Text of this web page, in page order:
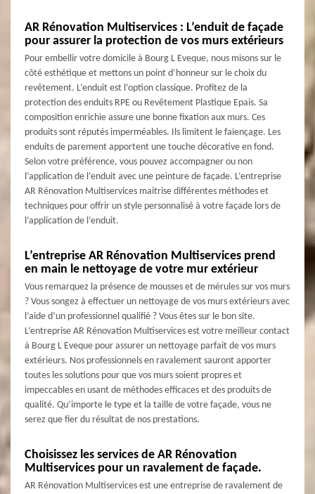
AR Rénovation Multiservices : L’enduit de façade
pour assurer la protection de vos murs extérieurs
Pour embellir votre domicile à Bourg L Eveque, nous misons sur le
côté esthétique et mettons un point d’honneur sur le choix du
revêtement. L’enduit est l’option classique. Profitez de la
protection des enduits RPE ou Revêtement Plastique Epais. Sa
composition enrichie assure une bonne fixation aux murs. Ces
produits sont réputés imperméables. Ils limitent le faïençage. Les
enduits de parement apportent une touche décorative en fond.
Selon votre préférence, vous pouvez accompagner ou non
l’application de l’enduit avec une peinture de façade. L’entreprise
AR Rénovation Multiservices maitrise différentes méthodes et
techniques pour offrir un style personnalisé à votre façade lors de
l’application de l’enduit.
L’entreprise AR Rénovation Multiservices prend
en main le nettoyage de votre mur extérieur
Vous remarquez la présence de mousses et de mérules sur vos murs
? Vous songez à effectuer un nettoyage de vos murs extérieurs avec
l’aide d’un professionnel qualifié ? Vous êtes sur le bon site.
L’entreprise AR Rénovation Multiservices est votre meilleur contact
à Bourg L Eveque pour assurer un nettoyage parfait de vos murs
extérieurs. Nos professionnels en ravalement sauront apporter
toutes les solutions pour que vos murs soient propres et
impeccables en usant de méthodes efficaces et des produits de
qualité. Qu’importe le type et la taille de votre façade, vous ne
serez que fier du résultat de nos prestations.
Choisissez les services de AR Rénovation
Multiservices pour un ravalement de façade.
AR Rénovation Multiservices est une entreprise de ravalement de